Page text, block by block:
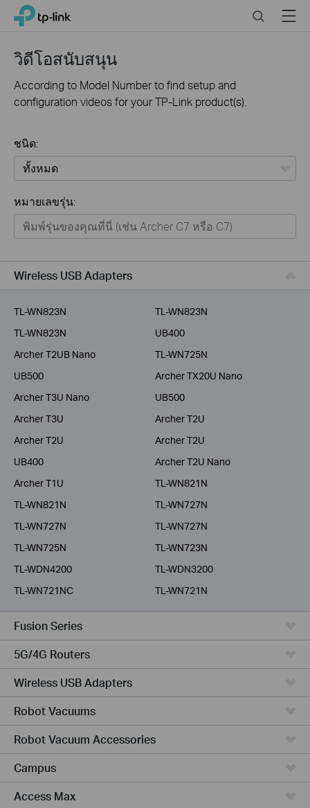
Click
the
navigation
TP-Link, Reliably Smart SearchMenu
วิดีโอสนับสนุน
According to Model Number to find setup and
configuration videos for your TP-Link product(s).
ชนิด:
Home
Smart Home
Business
Service Provider
หมายเลขรุ่น:
Wireless USB Adapters
TL-WN823N
TL-WN823N
TL-WN823N
UB400
Archer T2UB Nano
TL-WN725N
UB500
Archer TX20U Nano
Archer T3U Nano
UB500
Archer T3U
Archer T2U
Archer T2U
Archer T2U
UB400
Archer T2U Nano
Archer T1U
TL-WN821N
TL-WN821N
TL-WN727N
TL-WN727N
TL-WN727N
TL-WN725N
TL-WN723N
TL-WDN4200
TL-WDN3200
TL-WN721NC
TL-WN721N
Fusion Series
5G/4G Routers
Wireless USB Adapters
Robot Vacuums
Robot Vacuum Accessories
Campus
Access Max